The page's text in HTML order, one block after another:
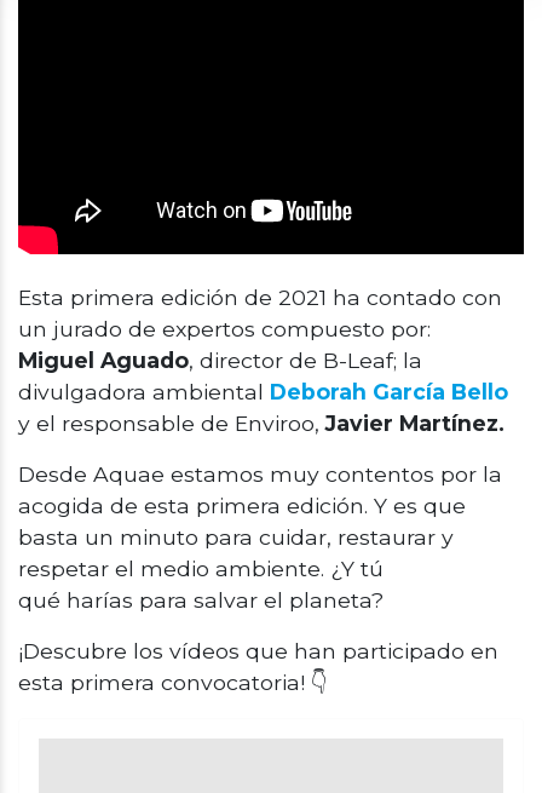
Esta primera edición de 2021 ha contado con
un jurado de expertos compuesto por:
Miguel Aguado, director de B-Leaf; la
divulgadora ambiental Deborah García Bello
y el responsable de Enviroo, Javier Martínez.
Desde Aquae estamos muy contentos por la
acogida de esta primera edición. Y es que
basta un minuto para cuidar, restaurar y
respetar el medio ambiente. ¿Y tú
qué harías para salvar el planeta?
¡Descubre los vídeos que han participado en
esta primera convocatoria! 👇